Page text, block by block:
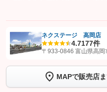
【STEP1】認証画面でグーネットを
トーク画面で
ボタンを
完了してください。
ネクステージ 高岡店
4.7177件
〒933-0846 富山県高岡
MAPで販売店